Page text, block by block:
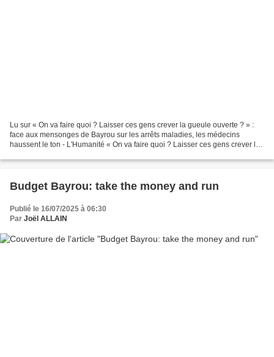
Lu sur « On va faire quoi ? Laisser ces gens crever la gueule ouverte ? » :
face aux mensonges de Bayrou sur les arrêts maladies, les médecins
haussent le ton - L'Humanité « On va faire quoi ? Laisser ces gens crever la
Budget Bayrou: take the money and run
Publié le 16/07/2025 à 06:30
Par Joël ALLAIN